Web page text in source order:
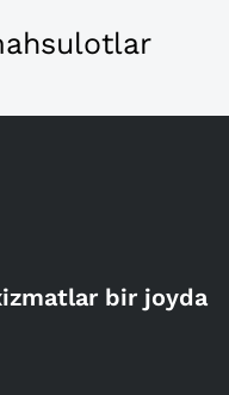
bir joyda